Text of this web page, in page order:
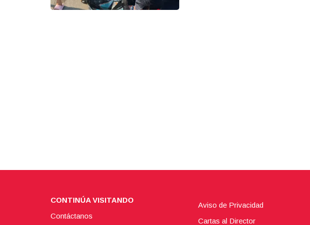
CONTINÚA VISITANDO
Contáctanos
Aviso de Privacidad
Cartas al Director